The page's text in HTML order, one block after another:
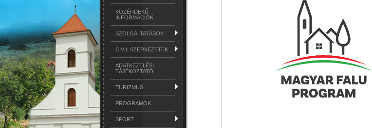
KÖZÉRDEKŰ
INFORMÁCIÓK
SZOLGÁLTATÁSOK
CIVIL SZERVEZETEK
ADATKEZELÉSI
TÁJÉKOZTATÓ
TURIZMUS
PROGRAMOK
SPORT